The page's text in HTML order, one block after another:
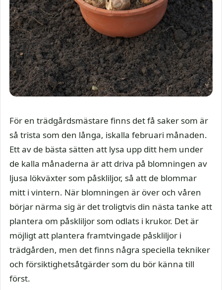
För en trädgårdsmästare finns det få saker som är
så trista som den långa, iskalla februari månaden.
Ett av de bästa sätten att lysa upp ditt hem under
de kalla månaderna är att driva på blomningen av
ljusa lökväxter som påskliljor, så att de blommar
mitt i vintern. När blomningen är över och våren
börjar närma sig är det troligtvis din nästa tanke att
plantera om påskliljor som odlats i krukor. Det är
möjligt att plantera framtvingade påskliljor i
trädgården, men det finns några speciella tekniker
och försiktighetsåtgärder som du bör känna till
först.